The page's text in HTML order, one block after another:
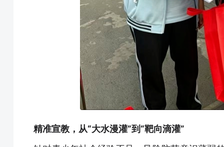
精准宣教，从“大水漫灌”到“靶向滴灌”